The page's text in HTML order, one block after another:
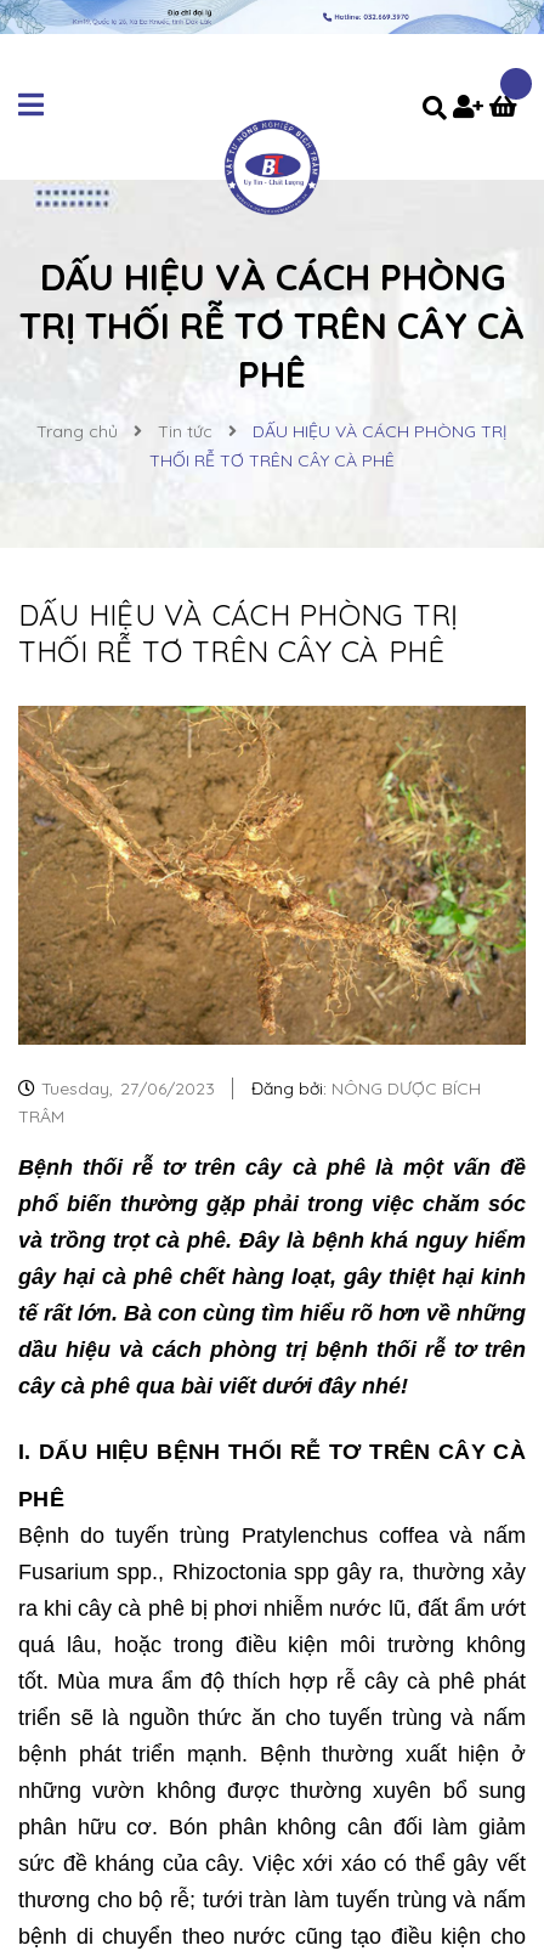
DẤU HIỆU VÀ CÁCH PHÒNG
TRỊ THỐI RỄ TƠ TRÊN CÂY CÀ
PHÊ
Trang chủ Tin tức
DẤU HIỆU VÀ CÁCH PHÒNG TRỊ
THỐI RỄ TƠ TRÊN CÂY CÀ PHÊ
DẤU HIỆU VÀ CÁCH PHÒNG TRỊ
THỐI RỄ TƠ TRÊN CÂY CÀ PHÊ
Tuesday, 27/06/2023 Đăng bởi: NÔNG DƯỢC BÍCH
TRÂM
Bệnh thối rễ tơ trên cây cà phê là một vấn đề
phổ biến thường gặp phải trong việc chăm sóc
và trồng trọt cà phê. Đây là bệnh khá nguy hiểm
gây hại cà phê chết hàng loạt, gây thiệt hại kinh
tế rất lớn. Bà con cùng tìm hiểu rõ hơn về những
dầu hiệu và cách phòng trị bệnh thối rễ tơ trên
cây cà phê qua bài viết dưới đây nhé!
I. DẤU HIỆU BỆNH THỐI RỄ TƠ TRÊN CÂY CÀ
PHÊ
Bệnh do tuyến trùng Pratylenchus coffea và nấm
Fusarium spp., Rhizoctonia spp gây ra, thường xảy
ra khi cây cà phê bị phơi nhiễm nước lũ, đất ẩm ướt
quá lâu, hoặc trong điều kiện môi trường không
tốt. Mùa mưa ẩm độ thích hợp rễ cây cà phê phát
triển sẽ là nguồn thức ăn cho tuyến trùng và nấm
bệnh phát triển mạnh. Bệnh thường xuất hiện ở
những vườn không được thường xuyên bổ sung
phân hữu cơ. Bón phân không cân đối làm giảm
sức đề kháng của cây. Việc xới xáo có thể gây vết
thương cho bộ rễ; tưới tràn làm tuyến trùng và nấm
bệnh di chuyển theo nước cũng tạo điều kiện cho